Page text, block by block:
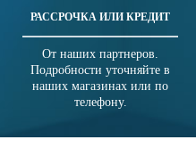
РАССРОЧКА ИЛИ КРЕДИТ
От наших партнеров.
Подробности уточняйте в
наших магазинах или по
телефону.